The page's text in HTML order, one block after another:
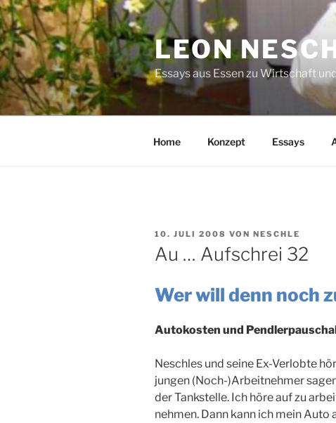
Zum
Inhalt
springen
LEON
Essays aus Essen zu Wirtschaft
Home Konzept Essays
VERÖFFENTLICHT
AM
10. JULI 2008 VON NESCHLE
Au … Aufschrei 32
Wer will denn noch
Autokosten und
Neschles und seine Ex-Verlobte
jungen (Noch-)Arbeitnehmer
der Tankstelle. Ich höre auf zu
nehmen. Dann kann ich mein